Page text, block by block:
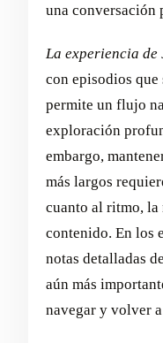
una conversación
La experiencia de
con episodios que
permite un flujo
exploración
embargo,
más largos
cuanto al ritmo, la
contenido. En los
notas detalladas
aún más
navegar y volver